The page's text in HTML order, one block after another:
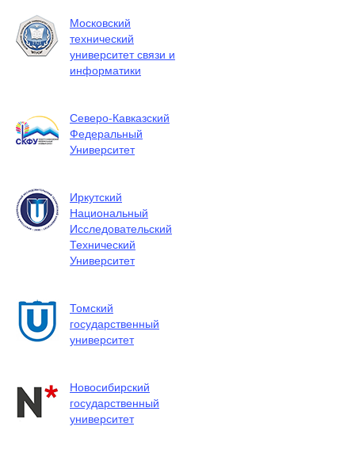
Московский
технический
университет связи и
информатики
Северо-Кавказский
Федеральный
Университет
Иркутский
Национальный
Исследовательский
Технический
Университет
Томский
государственный
университет
Новосибирский
государственный
университет